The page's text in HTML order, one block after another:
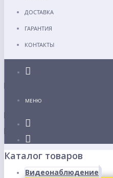
ДОСТАВКА
ГАРАНТИЯ
КОНТАКТЫ
МЕНЮ
Каталог товаров
Видеонаблюдение